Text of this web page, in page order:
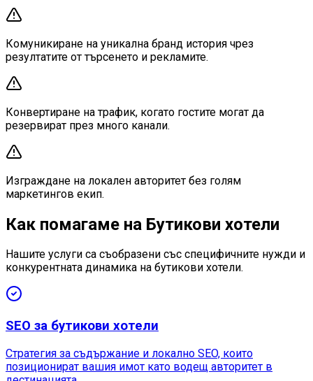
Комуникиране на уникална бранд история чрез
резултатите от търсенето и рекламите.
Конвертиране на трафик, когато гостите могат да
резервират през много канали.
Изграждане на локален авторитет без голям
маркетингов екип.
Как помагаме на Бутикови хотели
Нашите услуги са съобразени със специфичните нужди и
конкурентната динамика на бутикови хотели.
SEO за бутикови хотели
Стратегия за съдържание и локално SEO, които
позиционират вашия имот като водещ авторитет в